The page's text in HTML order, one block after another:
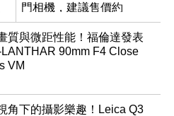
門相機，建議售價約
NT$26,000
質與微距性能！福倫達發表
90mm F4 Close
VM
角下的攝影樂趣！Leica Q3